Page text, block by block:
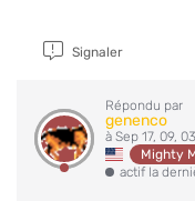
Signaler
Répondu par
genenco
à Sep 17, 09,
Mighty
actif la